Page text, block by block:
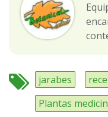
jarabes
Plantas